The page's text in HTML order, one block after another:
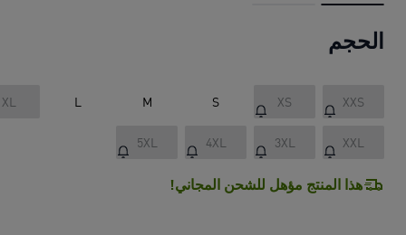
الحجم
XXS
XS
S
M
L
XL
XXL
3XL
4XL
5XL
هذا المنتج مؤهل للشحن المجاني!